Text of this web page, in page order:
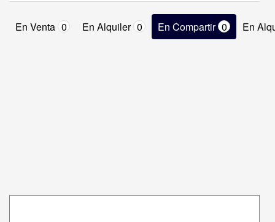
En Venta 0 En Alquiler 0 En Compartir 0 En